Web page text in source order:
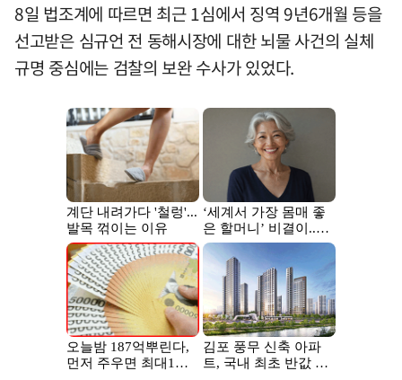
8일 법조계에 따르면 최근 1심에서 징역 9년6개월 등을
선고받은 심규언 전 동해시장에 대한 뇌물 사건의 실체
규명 중심에는 검찰의 보완 수사가 있었다.